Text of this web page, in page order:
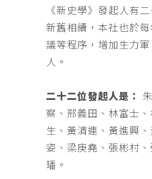
《新史學》發起人有
新舊相續，本社也於
議等程序，增加生力
人。
二十二位發起人是：
察、邢義田、林富士
生、黃清連、黃進興
姿、梁庚堯、張彬村
璠。